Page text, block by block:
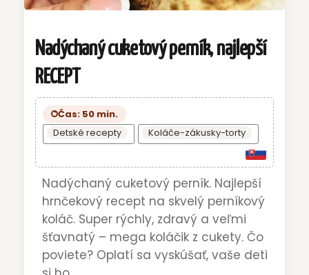
Nadýchaný cuketový perník, najlepší
RECEPT
Čas: 50 min.
Detské recepty
Koláče-zákusky-torty
Nadýchaný cuketový perník. Najlepší
hrnčekový recept na skvelý perníkový
koláč. Super rýchly, zdravý a veľmi
šťavnatý – mega koláčik z cukety. Čo
poviete? Oplatí sa vyskúšať, vaše deti